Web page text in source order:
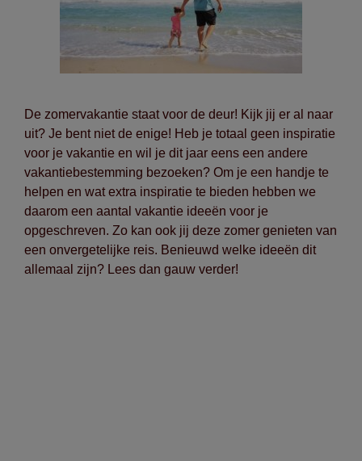
De zomervakantie staat voor de deur! Kijk jij er al naar
uit? Je bent niet de enige! Heb je totaal geen inspiratie
voor je vakantie en wil je dit jaar eens een andere
vakantiebestemming bezoeken? Om je een handje te
helpen en wat extra inspiratie te bieden hebben we
daarom een aantal vakantie ideeën voor je
opgeschreven. Zo kan ook jij deze zomer genieten van
een onvergetelijke reis. Benieuwd welke ideeën dit
allemaal zijn? Lees dan gauw verder!